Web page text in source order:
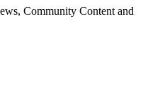
Community Content and